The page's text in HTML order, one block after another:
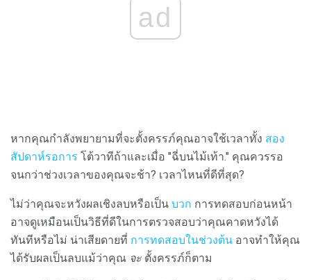
ad
หากคุณกำลังพยายามที่จะตั้งครรภ์คุณอาจใช้เวลาทั้ง สอง
สัปดาห์รอการ โต้วาทีถ้าและเมื่อ "ฉี่บนไม้เท้า." คุณควรรอ
จนกว่าช่วงเวลาของคุณจะช้า? เวลาไหนที่ดีที่สุด?
ไม่ว่าคุณจะหวังผลเชิงลบหรือเป็น บวก การทดสอบก่อนหน้า
อาจดูเหมือนเป็นวิธีที่ดีในการตรวจสอบว่าคุณคาดหวังได้
ทันทีหรือไม่ น่าเสียดายที่ การทดสอบในช่วงต้น อาจทำให้คุณ
ได้รับผลเป็นลบแม้ว่าคุณ จะ ตั้งครรภ์ก็ตาม